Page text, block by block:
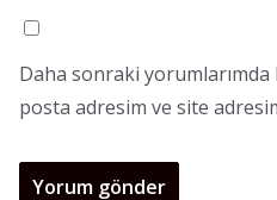
Daha sonraki yorumlarımda
posta adresim ve site